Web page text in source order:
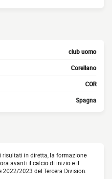
club uomo
Corellano
COR
Spagna
risultati in diretta, la formazione
avanti il calcio di inizio e il
2023 del Tercera Division.